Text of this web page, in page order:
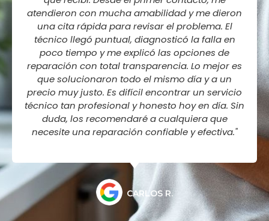
atendieron con mucha amabilidad y me dieron
una cita rápida para revisar el problema. El
técnico llegó puntual, diagnosticó la falla en
poco tiempo y me explicó las opciones de
reparación con total transparencia. Lo mejor es
que solucionaron todo el mismo día y a un
precio muy justo. Es difícil encontrar un servicio
técnico tan profesional y honesto hoy en día. Sin
duda, los recomendaré a cualquiera que
necesite una reparación confiable y efectiva."
CARLOS R.